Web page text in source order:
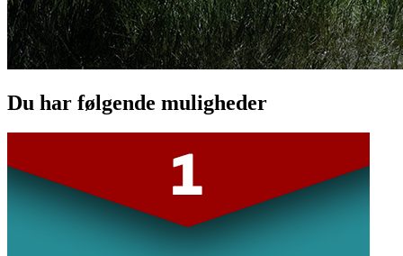
Du har følgende muligheder